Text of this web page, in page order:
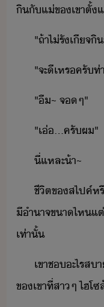
ิ​ั​แ่​ข​เขา​ตั้
"​ถ้า​ไ่รัเีจ​
"​จะ​ี​เหร​ครั​ท่
"​ื​~​ ​จ​ๆ​"
"​เ่​...​ครัผ​"
ี่แหละ​้า​~
ชีิต​ข​สไปค์​ห
ีำาจ​ขา​ไห​แ
เท่าั้
เขา​ช​ะไร​
ข​เขา​ที่​สา​ๆ​ ​ไฮโ